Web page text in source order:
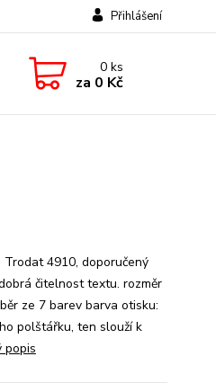
Přihlášení
0ks
za 0 Kč
4910, doporučený
čitelnost textu. rozměr
ze 7 barev barva otisku:
polštářku, ten slouží k
popis